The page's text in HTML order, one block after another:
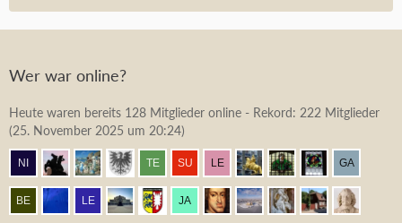
Wer war online?
Heute waren bereits 128 Mitglieder online - Rekord: 222 Mitglieder
(25. November 2025 um 20:24)